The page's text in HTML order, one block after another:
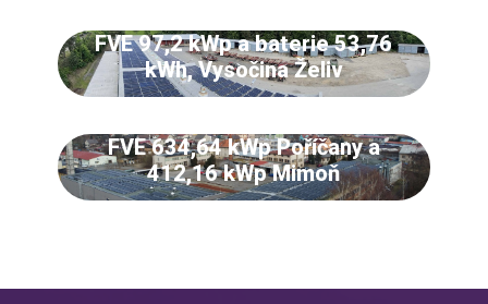
FVE 97,2 kWp a baterie 53,76
kWh, Vysočina Želiv
FVE 634,64 kWp Poříčany a
412,16 kWp Mimoň